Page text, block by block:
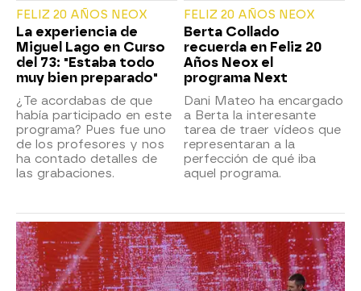
FELIZ 20 AÑOS NEOX
La experiencia de
Miguel Lago en Curso
del 73: "Estaba todo
muy bien preparado"
¿Te acordabas de que
había participado en este
programa? Pues fue uno
de los profesores y nos
ha contado detalles de
las grabaciones.
FELIZ 20 AÑOS NEOX
Berta Collado
recuerda en Feliz 20
Años Neox el
programa Next
Dani Mateo ha encargado
a Berta la interesante
tarea de traer vídeos que
representaran a la
perfección de qué iba
aquel programa.